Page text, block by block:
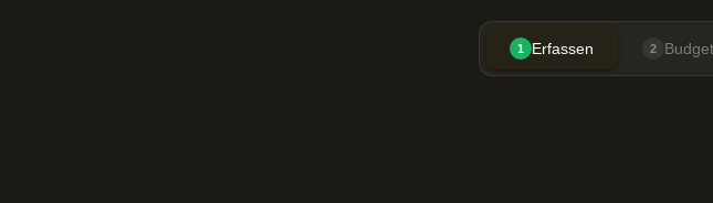
1 Erfassen 2 Budget